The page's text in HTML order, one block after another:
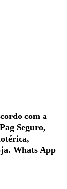
com a
Seguro,
Whats App